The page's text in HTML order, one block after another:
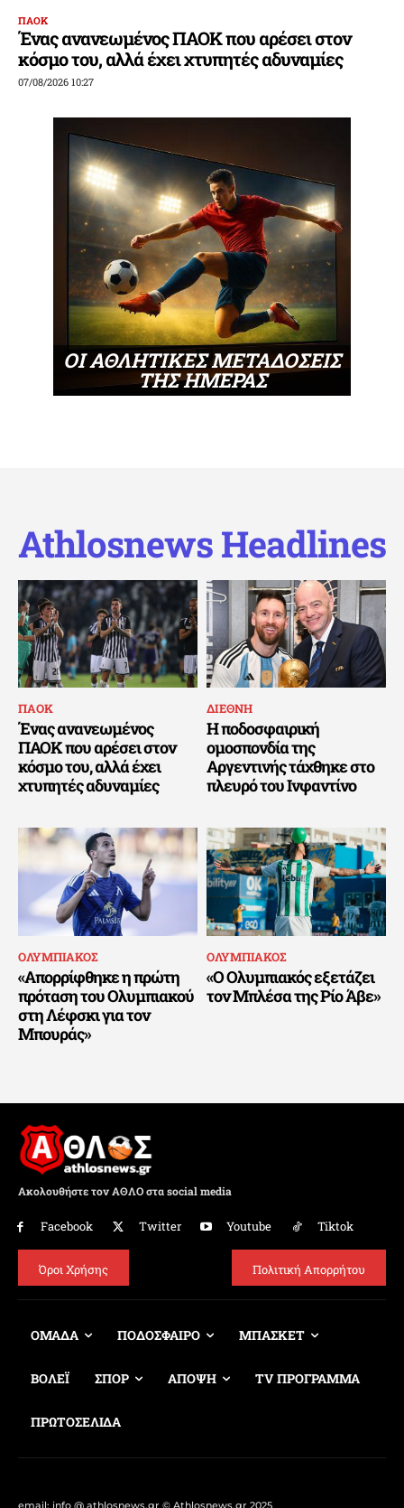
ΠΑΟΚ
Ένας ανανεωμένος ΠΑΟΚ που αρέσει στον
κόσμο του, αλλά έχει χτυπητές αδυναμίες
07/08/2026 10:27
ΟΙ ΑΘΛΗΤΙΚΕΣ ΜΕΤΑΔΟΣΕΙΣ
ΤΗΣ ΗΜΕΡΑΣ
Athlosnews Headlines
ΠΑΟΚ
Ένας ανανεωμένος
ΠΑΟΚ που αρέσει στον
κόσμο του, αλλά έχει
χτυπητές αδυναμίες
ΔΙΕΘΝΗ
Η ποδοσφαιρική
ομοσπονδία της
Αργεντινής τάχθηκε στο
πλευρό του Ινφαντίνο
ΟΛΥΜΠΙΑΚΟΣ
«Απορρίφθηκε η πρώτη
πρόταση του Ολυμπιακού
στη Λέφσκι για τον
Μπουράς»
ΟΛΥΜΠΙΑΚΟΣ
«Ο Ολυμπιακός εξετάζει
τον Μπλέσα της Ρίο Άβε»
Ακολουθήστε τον ΑΘΛΟ στα social media
Facebook Twitter Youtube Tiktok
Όροι Χρήσης Πολιτική Απορρήτου
ΟΜΑΔΑ ΠΟΔΟΣΦΑΙΡΟ ΜΠΑΣΚΕΤ
ΒΟΛΕΪ ΣΠΟΡ ΑΠΟΨΗ TV ΠΡΟΓΡΑΜΜΑ
ΠΡΩΤΟΣΕΛΙΔΑ
email: info @ athlosnews.gr © Athlosnews.gr 2025